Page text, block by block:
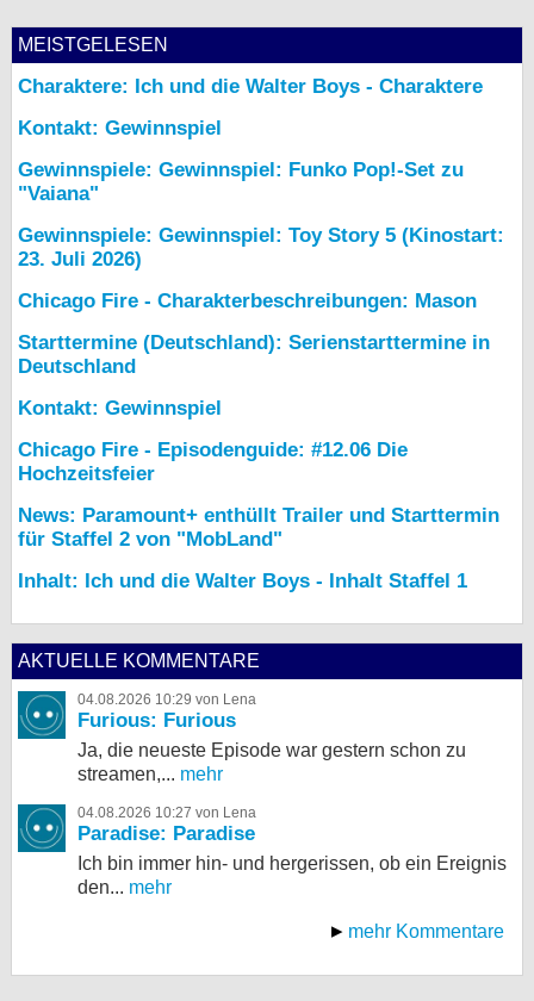
MEISTGELESEN
Charaktere: Ich und die Walter Boys - Charaktere
Kontakt: Gewinnspiel
Gewinnspiele: Gewinnspiel: Funko Pop!-Set zu
"Vaiana"
Gewinnspiele: Gewinnspiel: Toy Story 5 (Kinostart:
23. Juli 2026)
Chicago Fire - Charakterbeschreibungen: Mason
Starttermine (Deutschland): Serienstarttermine in
Deutschland
Kontakt: Gewinnspiel
Chicago Fire - Episodenguide: #12.06 Die
Hochzeitsfeier
News: Paramount+ enthüllt Trailer und Starttermin
für Staffel 2 von "MobLand"
Inhalt: Ich und die Walter Boys - Inhalt Staffel 1
AKTUELLE KOMMENTARE
04.08.2026 10:29 von Lena
Furious: Furious
Ja, die neueste Episode war gestern schon zu
streamen,... mehr
04.08.2026 10:27 von Lena
Paradise: Paradise
Ich bin immer hin- und hergerissen, ob ein Ereignis
den... mehr
mehr Kommentare